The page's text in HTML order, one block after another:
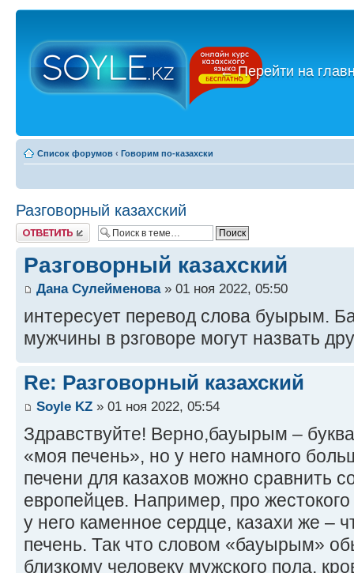
←Перейти на
Список форумов ‹ Говорим по-казахски
Разговорный казахский
Ответить
Разговорный казахский
Дана Сулейменова» 01 ноя 2022, 05:50
интересует перевод слова буырым.
мужчины в рзговоре могут назвать
Re: Разговорный казахский
Soyle KZ » 01 ноя 2022, 05:54
Здравствуйте! Верно,бауырым –
«моя печень», но у него намного
печени для казахов можно сравнить
европейцев. Например, про жестокого
у него каменное сердце, казахи же –
печень. Так что словом «бауырым»
близкому человеку мужского пола,